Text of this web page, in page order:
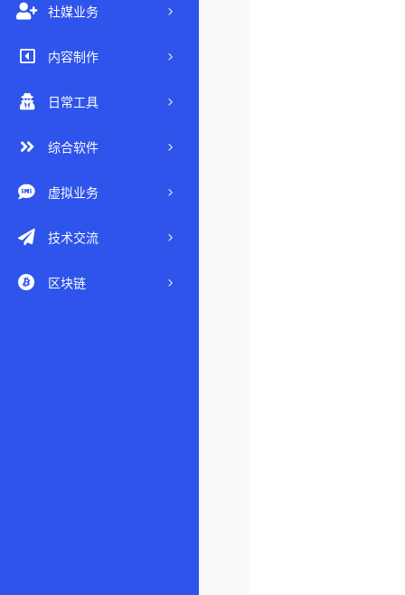
社媒业务
内容制作
日常工具
综合软件
虚拟业务
技术交流
区块链